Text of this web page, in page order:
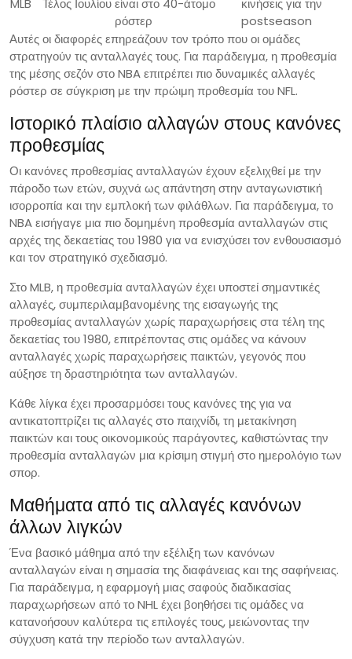
ρόστερ
postseason
Αυτές οι διαφορές επηρεάζουν τον τρόπο που οι ομάδες
στρατηγούν τις ανταλλαγές τους. Για παράδειγμα, η προθεσμία
της μέσης σεζόν στο NBA επιτρέπει πιο δυναμικές αλλαγές
ρόστερ σε σύγκριση με την πρώιμη προθεσμία του NFL.
Ιστορικό πλαίσιο αλλαγών στους κανόνες
προθεσμίας
Οι κανόνες προθεσμίας ανταλλαγών έχουν εξελιχθεί με την
πάροδο των ετών, συχνά ως απάντηση στην ανταγωνιστική
ισορροπία και την εμπλοκή των φιλάθλων. Για παράδειγμα, το
NBA εισήγαγε μια πιο δομημένη προθεσμία ανταλλαγών στις
αρχές της δεκαετίας του 1980 για να ενισχύσει τον ενθουσιασμό
και τον στρατηγικό σχεδιασμό.
Στο MLB, η προθεσμία ανταλλαγών έχει υποστεί σημαντικές
αλλαγές, συμπεριλαμβανομένης της εισαγωγής της
προθεσμίας ανταλλαγών χωρίς παραχωρήσεις στα τέλη της
δεκαετίας του 1980, επιτρέποντας στις ομάδες να κάνουν
ανταλλαγές χωρίς παραχωρήσεις παικτών, γεγονός που
αύξησε τη δραστηριότητα των ανταλλαγών.
Κάθε λίγκα έχει προσαρμόσει τους κανόνες της για να
αντικατοπτρίζει τις αλλαγές στο παιχνίδι, τη μετακίνηση
παικτών και τους οικονομικούς παράγοντες, καθιστώντας την
προθεσμία ανταλλαγών μια κρίσιμη στιγμή στο ημερολόγιο των
σπορ.
Μαθήματα από τις αλλαγές κανόνων
άλλων λιγκών
Ένα βασικό μάθημα από την εξέλιξη των κανόνων
ανταλλαγών είναι η σημασία της διαφάνειας και της σαφήνειας.
Για παράδειγμα, η εφαρμογή μιας σαφούς διαδικασίας
παραχωρήσεων από το NHL έχει βοηθήσει τις ομάδες να
κατανοήσουν καλύτερα τις επιλογές τους, μειώνοντας την
σύγχυση κατά την περίοδο των ανταλλαγών.